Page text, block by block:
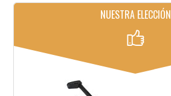
NUESTRA ELECCIÓN